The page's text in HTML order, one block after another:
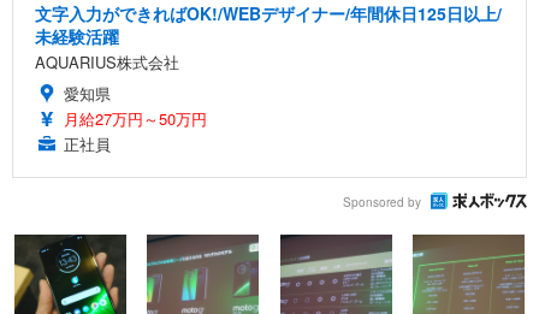
文字入力ができればOK!/WEBデザイナー/年間休日125日以上/
未経験活躍
AQUARIUS株式会社
愛知県
月給27万円～50万円
正社員
Sponsored by